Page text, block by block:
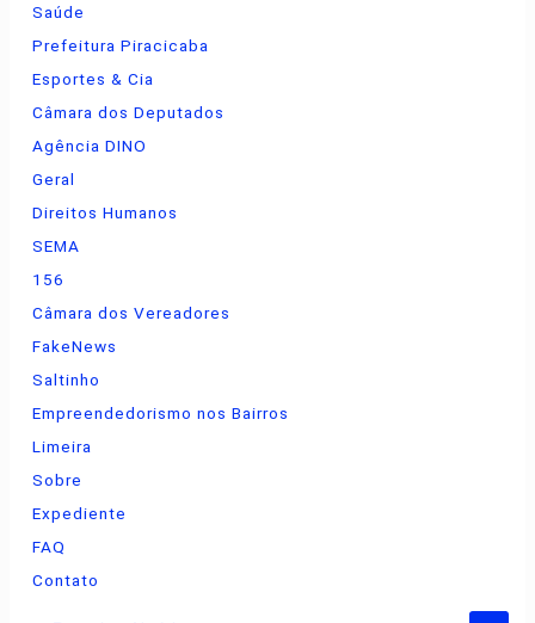
Saúde
Prefeitura Piracicaba
Esportes & Cia
Câmara dos Deputados
Agência DINO
Geral
Direitos Humanos
SEMA
156
Câmara dos Vereadores
FakeNews
Saltinho
Empreendedorismo nos Bairros
Limeira
Sobre
Expediente
FAQ
Contato